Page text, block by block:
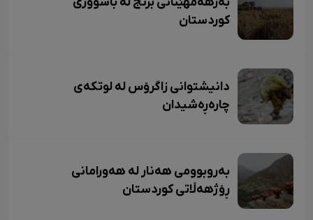
کوردستان
دانیشتوانی زاگرۆس لە لوتکەی
چارەڕەشیدان
بەروبوومی هەنار لە هەورامانی
ڕۆژهەڵاتی کوردستان